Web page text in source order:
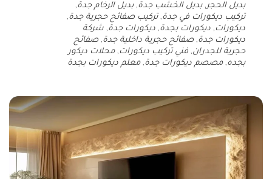
بديل الحجر,بديل الخشب جدة,بديل الرخام جدة,
تركيب ديكورات في جدة,تركيب صفائح حجرية جدة,
ديكورات , ديكورات بجدة, ديكورات جدة, شركة
ديكورات جدة, صفائح حجرية داخلية جدة, صفائح
حجرية للجدران, فني تركيب ديكورات ,محلات ديكور
بجده,مصصم ديكورات جدة,معلم ديكورات بجدة